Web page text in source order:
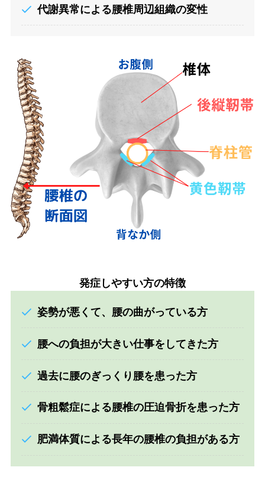
代謝異常による腰椎周辺組織の変性
発症しやすい方の特徴
姿勢が悪くて、腰の曲がっている方
腰への負担が大きい仕事をしてきた方
過去に腰のぎっくり腰を患った方
骨粗鬆症による腰椎の圧迫骨折を患った方
肥満体質による長年の腰椎の負担がある方